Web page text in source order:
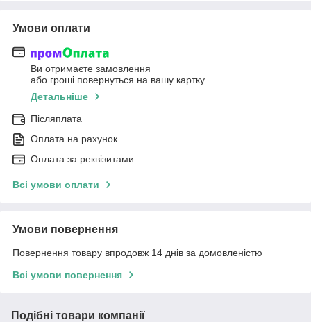
Умови оплати
Ви отримаєте замовлення
або гроші повернуться на вашу картку
Детальніше
Післяплата
Оплата на рахунок
Оплата за реквізитами
Всі умови оплати
Умови повернення
Повернення товару впродовж 14 днів за домовленістю
Всі умови повернення
Подібні товари компанії